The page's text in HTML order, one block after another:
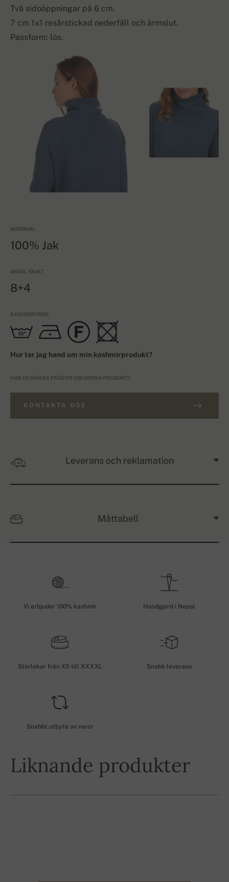
Två sidoöppningar på 6 cm.
7 cm 1x1 resårstickad nederfåll och ärmslut.
Passform: lös.
MATERIAL
100% Jak
ANTAL SKIKT
8+4
KASHMIRVÅRD
Hur tar jag hand om min kashmirprodukt?
HAR DU NÅGRA FRÅGOR OM DENNA PRODUKT?
KONTAKTA OSS
Leverans och reklamation
Måttabell
Vi erbjuder 100% kashmir Handgjord i Nepal
Storlekar från XS till XXXXL Snabb leverans
Snabbt utbyte av varor
Liknande produkter